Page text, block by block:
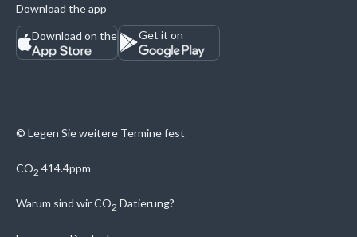
Download the app
Download on the
Get it on
© Legen Sie weitere Termine fest
CO2 414.4ppm
Warum sind wirCO2 Datierung?